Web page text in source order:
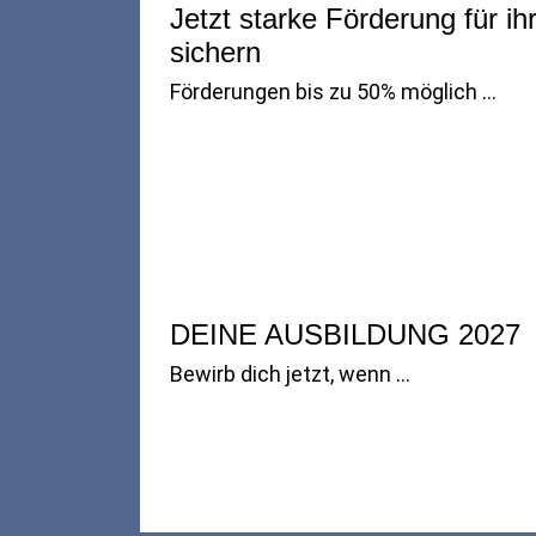
Jetzt starke Förderung für
sichern
Förderungen bis zu 50% möglich ...
DEINE AUSBILDUNG 2027
Bewirb dich jetzt, wenn …